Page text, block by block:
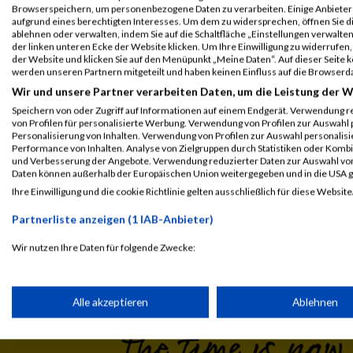
Einzelwertung weiblich
B2Run Köln 2024
Teamwertung weiblich
54667 Andrea Bosbach
Legende:
GPos = Geschlechter Position, KPos = Kategorie Position, TPos
Disqualifiziert
Laufsport Anmeldung
Browserspeichern, um personenbezogene Daten zu verarbeiten. Einige
aufgrund eines berechtigten Interesses. Um dem zu widersprechen, öffnen Sie
ablehnen oder verwalten, indem Sie auf die Schaltfläche „Einstellungen
der linken unteren Ecke der Website klicken. Um Ihre Einwilligung zu
der Website und klicken Sie auf den Menüpunkt „Meine Daten“. Auf dieser
werden unseren Partnern mitgeteilt und haben keinen Einfluss auf die
Wir und unsere Partner verarbeiten Daten, um die Leistung der
Speichern von oder Zugriff auf Informationen auf einem Endgerät. Verwendung
von Profilen für personalisierte Werbung. Verwendung von Profilen zur
Personalisierung von Inhalten. Verwendung von Profilen zur Auswahl
Performance von Inhalten. Analyse von Zielgruppen durch Statistiken oder
und Verbesserung der Angebote. Verwendung reduzierter Daten zur Auswahl
Daten können außerhalb der Europäischen Union weitergegeben und in die USA
Ihre Einwilligung und die cookie Richtlinie gelten ausschließlich für diese
Partnerliste anzeigen (1 IAB-Anbieter)
Wir nutzen Ihre Daten für folgende Zwecke:
Speichern von oder Zugriff auf Informationen auf einem
Verwendung reduzierter Daten zur Auswahl von
Alle akzeptieren Ablehnen